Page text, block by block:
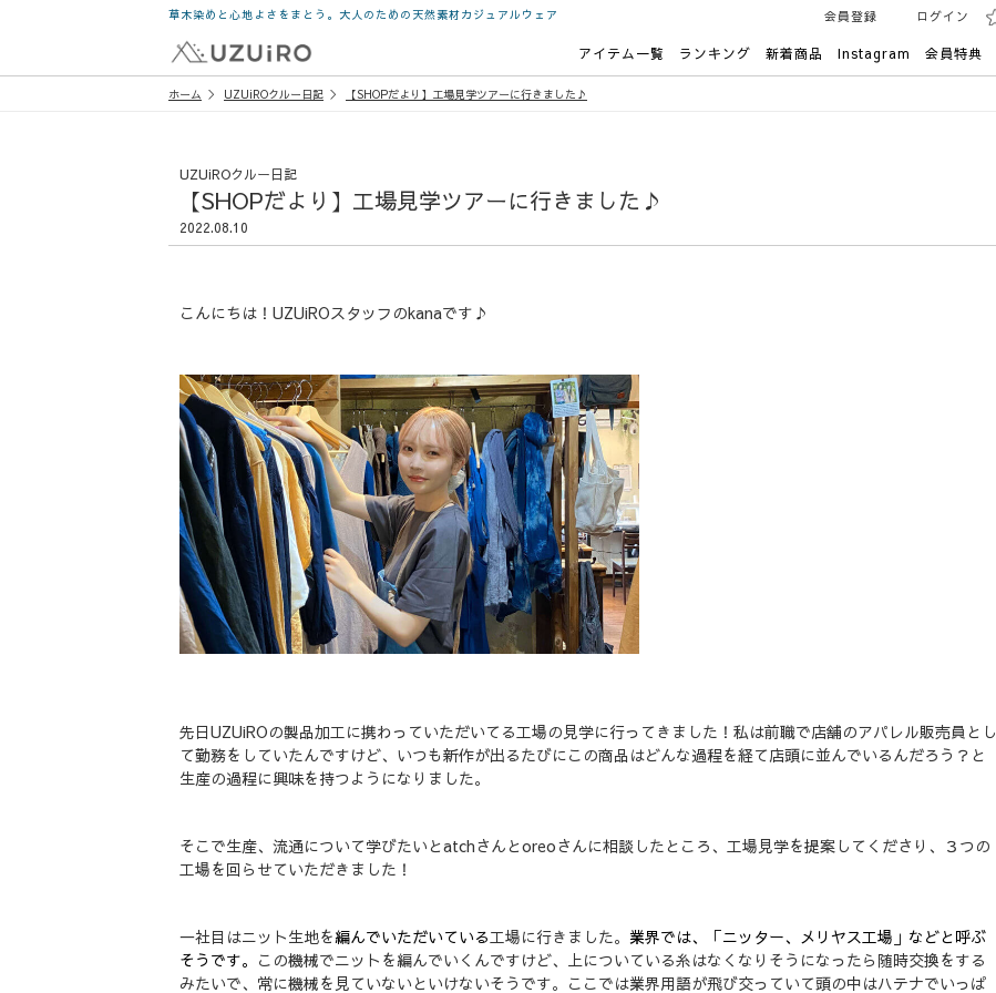
草木染めと心地よさをまとう。大人のための天然素材カジュアルウェア 会員登録 ログイン
アイテム一覧 ランキング 新着商品 Instagram 会員特典
ホーム UZUiROクルー日記 【SHOPだより】工場見学ツアーに行きました♪
UZUiROクルー日記
【SHOPだより】工場見学ツアーに行きました♪
2022.08.10
こんにちは！UZUiROスタッフのkanaです♪
先日UZUiROの製品加工に携わっていただいてる工場の見学に行ってきました！私は前職で店舗のアパレル販売員とし
て勤務をしていたんですけど、いつも新作が出るたびにこの商品はどんな過程を経て店頭に並んでいるんだろう？と
生産の過程に興味を持つようになりました。
そこで生産、流通について学びたいとatchさんとoreoさんに相談したところ、工場見学を提案してくださり、３つの
工場を回らせていただきました！
一社目はニット生地を編んでいただいている工場に行きました。 業界では、「ニッター、メリヤス工場」などと呼ぶ
そうです。 この機械でニットを編んでいくんですけど、上についている糸はなくなりそうになったら随時交換をする
みたいで、常に機械を見ていないといけないそうです。ここでは業界用語が飛び交っていて頭の中はハテナでいっぱ